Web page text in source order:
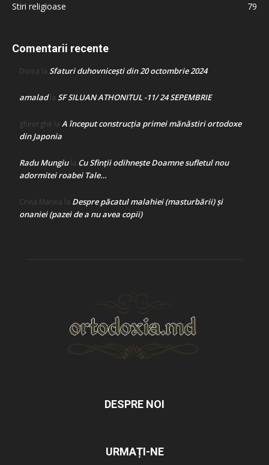
Stiri religioase
79
Comentarii recente
Doina la Sfaturi duhovnicești din 20 octombrie 2024
amaladla SF SILUAN ATHONITUL -11/ 24 SEPEMBRIE
gheorghe la A început construcţia primei mănăstiri ortodoxe
din Japonia
Radu Mungiula Cu Sfinții odihnește Doamne sufletul nou
adormitei roabei Tale…
Crina Marina la Despre păcatul malahiei (masturbării) şi
onaniei (pazei de a nu avea copii)
DESPRE NOI
URMAȚI-NE